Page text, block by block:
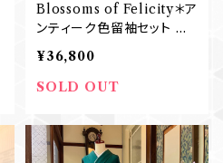
Blossoms of Felicity＊ア
ンティーク色留袖セット 三
つ紋 唐花 唐草 暈し 刺繍
紫 京紫 パープル 礼装 七
五三 卒業式 入学式 結婚式
B674
¥36,800
SOLD OUT